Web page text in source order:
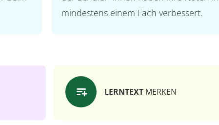
mindestens einem Fach verbessert.
LERNTEXT MERKEN